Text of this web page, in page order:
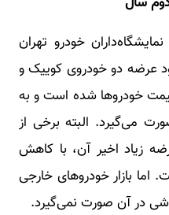
خودرو تهران
عرضه دو خودروی کوییک و
خودروها شده است و به
می‌گیرد. البته برخی از
زیاد اخیر آن، با کاهش
بازار خودروهای خارجی
در آن صورت نمی‌گیرد.